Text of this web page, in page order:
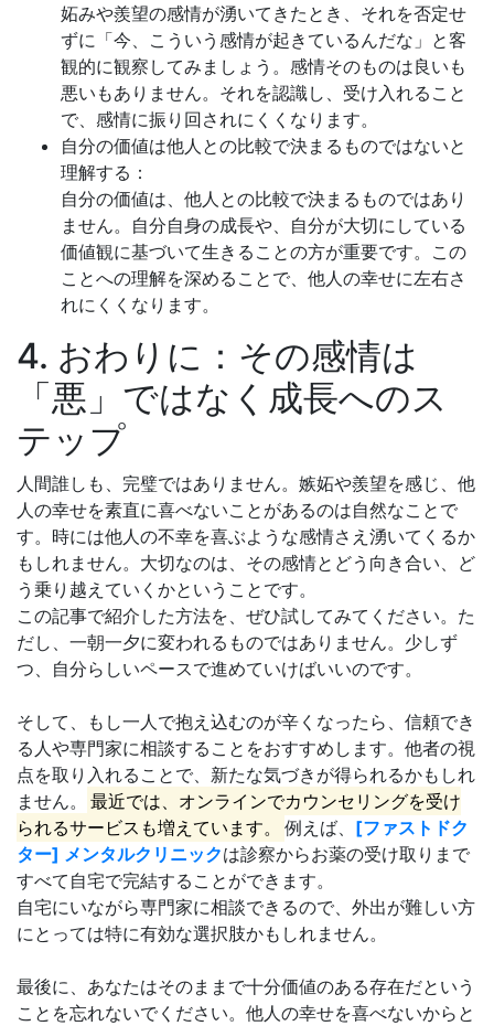
妬みや羨望の感情が湧いてきたとき、それを否定せ
ずに「今、こういう感情が起きているんだな」と客
観的に観察してみましょう。感情そのものは良いも
悪いもありません。それを認識し、受け入れること
で、感情に振り回されにくくなります。
自分の価値は他人との比較で決まるものではないと
理解する：
自分の価値は、他人との比較で決まるものではあり
ません。自分自身の成長や、自分が大切にしている
価値観に基づいて生きることの方が重要です。この
ことへの理解を深めることで、他人の幸せに左右さ
れにくくなります。
4. おわりに：その感情は
「悪」ではなく成長へのス
テップ
人間誰しも、完璧ではありません。嫉妬や羨望を感じ、他
人の幸せを素直に喜べないことがあるのは自然なことで
す。時には他人の不幸を喜ぶような感情さえ湧いてくるか
もしれません。大切なのは、その感情とどう向き合い、ど
う乗り越えていくかということです。
この記事で紹介した方法を、ぜひ試してみてください。た
だし、一朝一夕に変われるものではありません。少しず
つ、自分らしいペースで進めていけばいいのです。
そして、もし一人で抱え込むのが辛くなったら、信頼でき
る人や専門家に相談することをおすすめします。他者の視
点を取り入れることで、新たな気づきが得られるかもしれ
ません。
最近では、オンラインでカウンセリングを受け
られるサービスも増えています。
例えば、 [ファストドク
ター] メンタルクリニックは診察からお薬の受け取りまで
すべて自宅で完結することができます。
自宅にいながら専門家に相談できるので、外出が難しい方
にとっては特に有効な選択肢かもしれません。
最後に、あなたはそのままで十分価値のある存在だという
ことを忘れないでください。他人の幸せを喜べないからと